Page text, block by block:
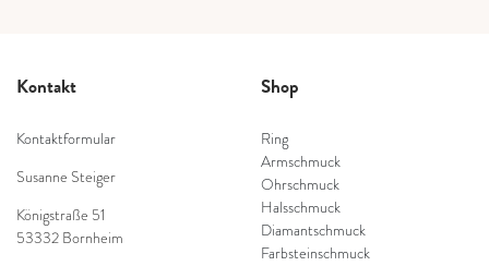
Kontakt
Kontaktformular
Susanne Steiger
Königstraße 51
53332 Bornheim
Shop
Ring
Armschmuck
Ohrschmuck
Halsschmuck
Diamantschmuck
Farbsteinschmuck